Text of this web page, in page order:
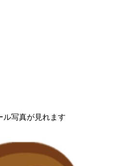
ル写真が見れます